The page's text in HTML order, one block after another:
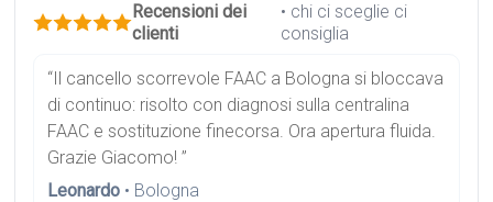
Recensioni dei
clienti
• chi ci sceglie ci
consiglia
“Il cancello scorrevole FAAC a Bologna si bloccava
di continuo: risolto con diagnosi sulla centralina
FAAC e sostituzione finecorsa. Ora apertura fluida.
Grazie Giacomo! ”
Leonardo • Bologna